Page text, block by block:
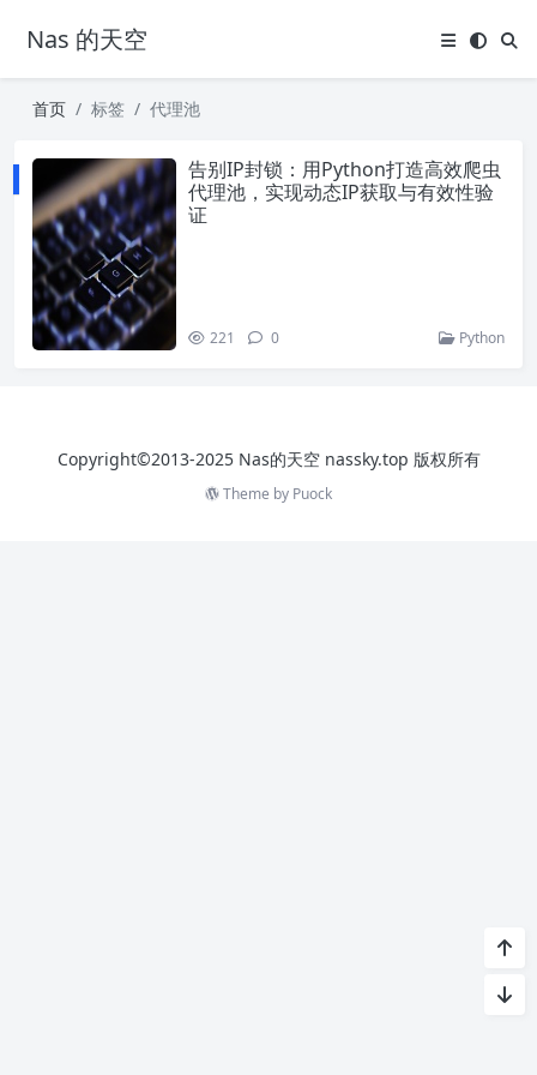
Nas 的天空
首页 标签 代理池
告别IP封锁：用Python打造高效爬虫
代理池，实现动态IP获取与有效性验
证
221 0 Python
Copyright©2013-2025 Nas的天空 nassky.top 版权所有
Theme by Puock